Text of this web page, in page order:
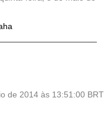
de 2014 às 13:51:00 BRT